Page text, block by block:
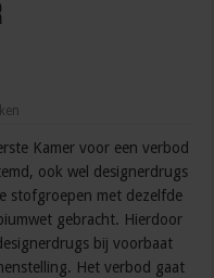
Kamer voor een verbod
ook wel designerdrugs
stofgroepen met dezelfde
gebracht. Hierdoor
bij voorbaat
Het verbod gaat